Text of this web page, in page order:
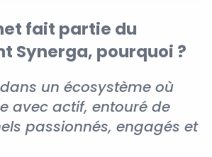
fait partie du
Synerga, pourquoi ?
un écosystème où
avec actif, entouré de
passionnés, engagés et